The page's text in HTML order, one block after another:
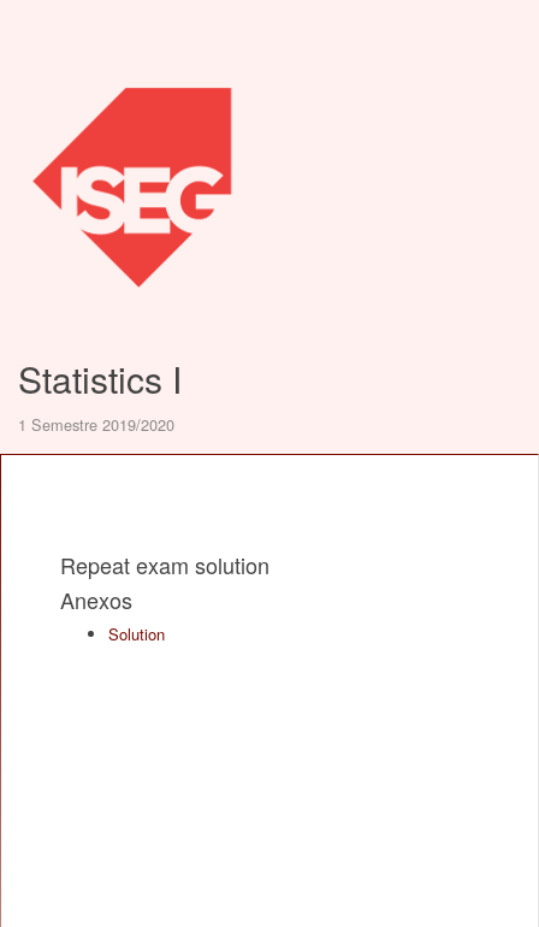
Statistics I
1 Semestre 2019/2020
Repeat exam solution
Anexos
Solution